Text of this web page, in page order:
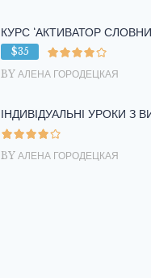
КУРС ‘АКТИВАТОР
$35
BY АЛЕНА ГОРОДЕЦКАЯ
ІНДИВІДУАЛЬНІ УРОКИ З
BY АЛЕНА ГОРОДЕЦКАЯ